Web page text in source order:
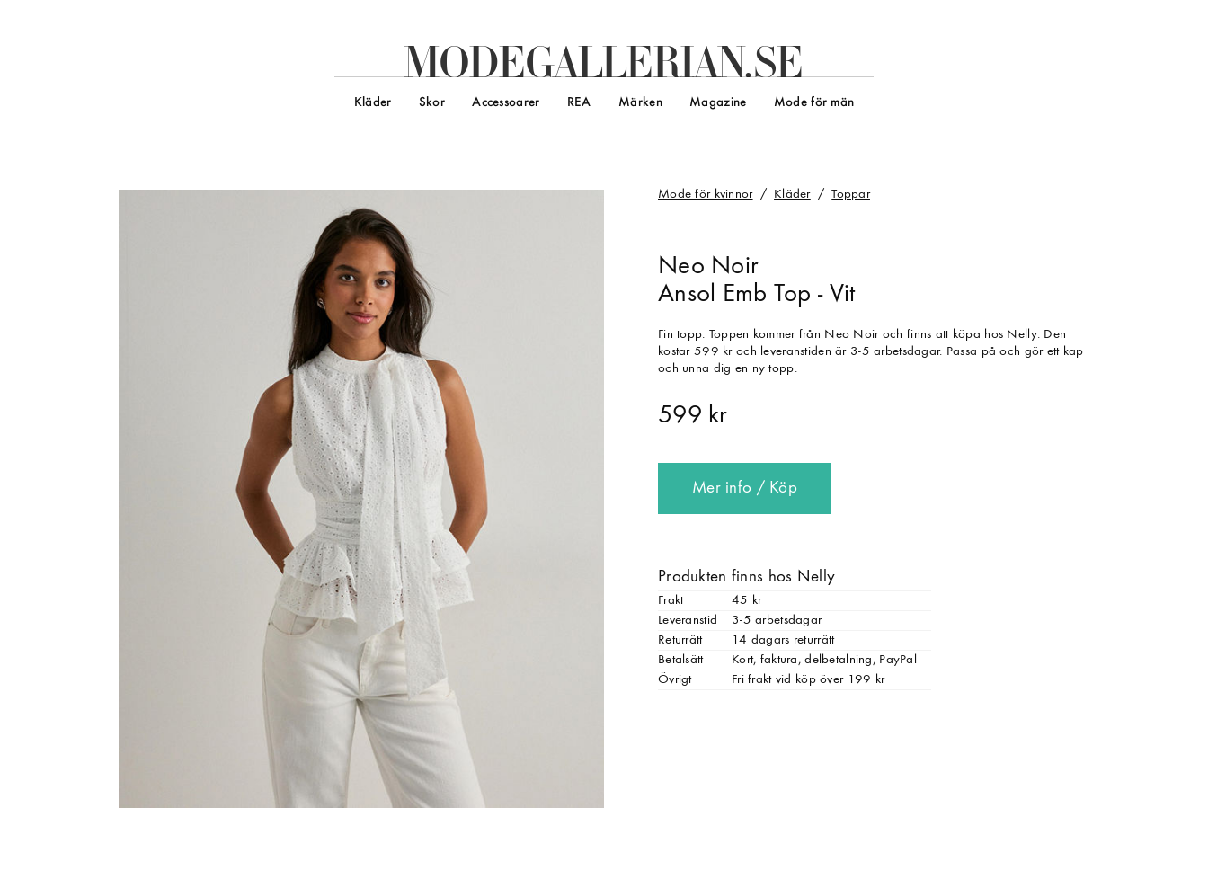
MODEGALLERIAN.SE
Kläder Skor Accessoarer REA Märken Magazine Mode för män
Mode för kvinnor Kläder Toppar
Neo Noir
Ansol Emb Top - Vit
Fin topp. Toppen kommer från Neo Noir och finns att köpa hos Nelly. Den
kostar 599 kr och leveranstiden är 3-5 arbetsdagar. Passa på och gör ett kap
och unna dig en ny topp.
599 kr
Mer info / Köp
Produkten finns hos Nelly
Frakt
45 kr
Leveranstid
3-5 arbetsdagar
Returrätt
14 dagars returrätt
Betalsätt
Kort, faktura, delbetalning, PayPal
Övrigt
Fri frakt vid köp över 199 kr